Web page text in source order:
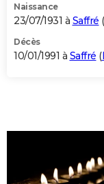
Naissance
23/07/1931 à Saffré (
Décès
10/01/1991 à Saffré (